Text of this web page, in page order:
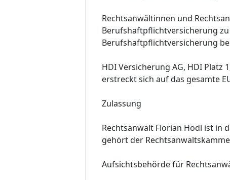
Rechtsanwältinnen und
Berufshaftpflichtversicherung
Berufshaftpflichtversicherung
HDI Versicherung AG, HDI Platz
erstreckt sich auf das gesamte
Zulassung
Rechtsanwalt Florian Hödl ist in
gehört der
Aufsichtsbehörde für